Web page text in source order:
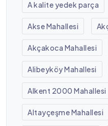
A kalite yedek parça
Akse Mahallesi
Akçakoca Mahallesi
Alibeyköy Mahallesi
Alkent 2000 Mahallesi
Altayçeşme Mahallesi